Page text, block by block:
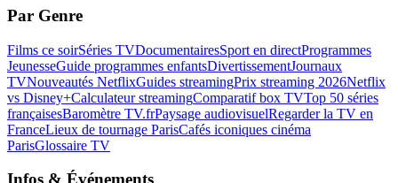
Par Genre
Films ce soirSéries TVDocumentairesSport en directProgrammes
JeunesseGuide programmes enfantsDivertissementJournaux
TVNouveautés NetflixGuides streamingPrix streaming 2026Netflix
vs Disney+Calculateur streamingComparatif box TVTop 50 séries
françaisesBaromètre TV.frPaysage audiovisuelRegarder la TV en
FranceLieux de tournage ParisCafés iconiques cinéma
ParisGlossaire TV
Infos & Événements